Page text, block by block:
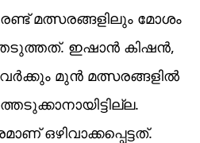
മത്സരങ്ങളിലും മോശം
ഇഷാന്‍ കിഷന്‍,
മുന്‍ മത്സരങ്ങളില്‍
ഒഴിവാക്കപ്പെട്ടത്.